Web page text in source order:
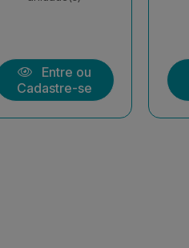
Entre ou
Cadastre-se